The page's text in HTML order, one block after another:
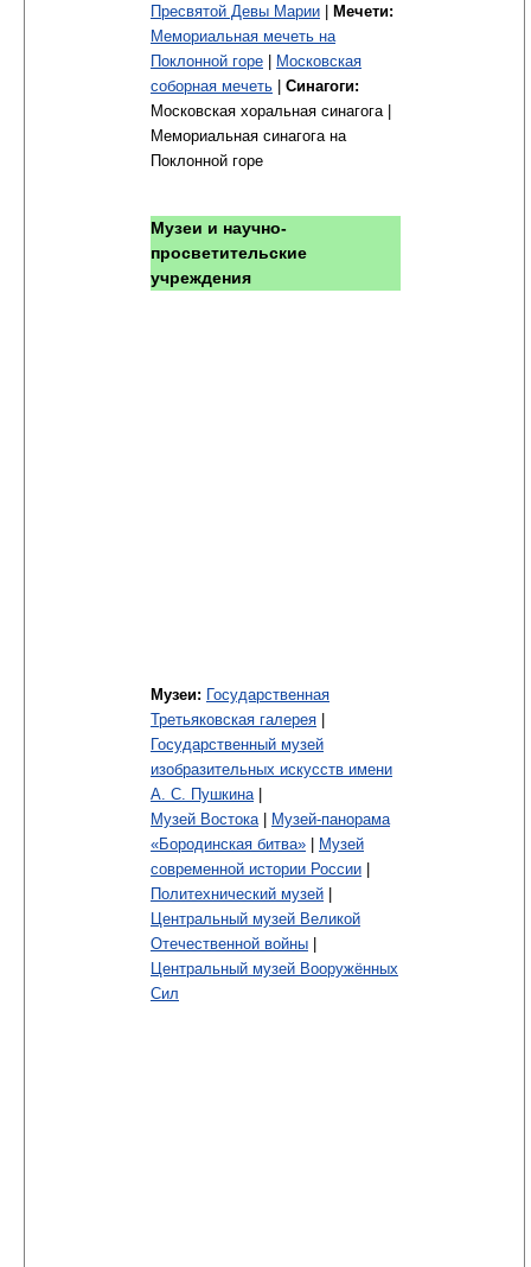
Пресвятой Девы Марии | Мечети:
Мемориальная мечеть на
Поклонной горе | Московская
соборная мечеть | Синагоги:
Московская хоральная синагога |
Мемориальная синагога на
Поклонной горе
Музеи и научно-
просветительские
учреждения
Музеи: Государственная
Третьяковская галерея |
Государственный музей
изобразительных искусств имени
А. С. Пушкина |
Музей Востока | Музей-панорама
«Бородинская битва» | Музей
современной истории России |
Политехнический музей |
Центральный музей Великой
Отечественной войны |
Центральный музей Вооружённых
Сил